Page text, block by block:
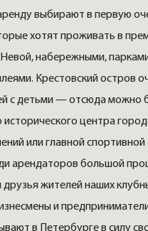
выбирают в первую
хотят проживать в
набережными,
Крестовский остров
с детьми — отсюда можно
центра
или главной
арендаторов большой
друзья жителей наших
и
в Петербурге в силу